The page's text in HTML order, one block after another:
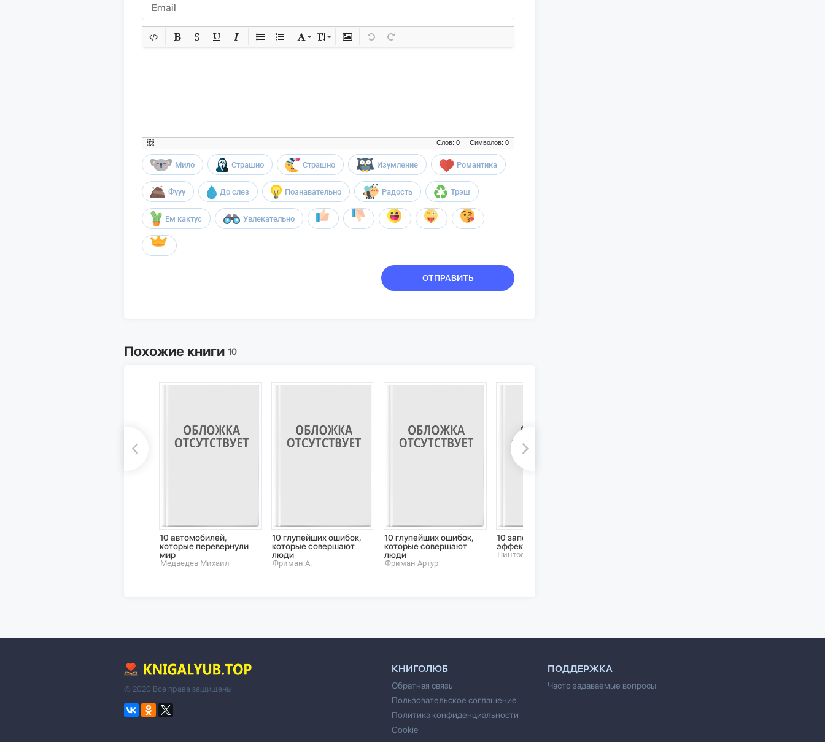
Символов: 0
Слов: 0
Мило Страшно Страшно Изумление Романтика
Фууу До слез Познавательно Радость Трэш
Ем кактус Увлекательно
ОТПРАВИТЬ
Похожие книги 10
10 автомобилей,
которые перевернули
мир
Медведев Михаил
10 глупейших ошибок,
которые совершают
люди
Фриман А.
10 глупейших ошибок,
которые совершают
люди
Фриман Артур
10 заповедей личной
эффективности
Пинтосевич И.
КНИГОЛЮБ
Обратная связь
Пользовательское соглашение
Политика конфиденциальности
Cookie
ПОДДЕРЖКА
Часто задаваемые вопросы
© 2020 Все права защищены